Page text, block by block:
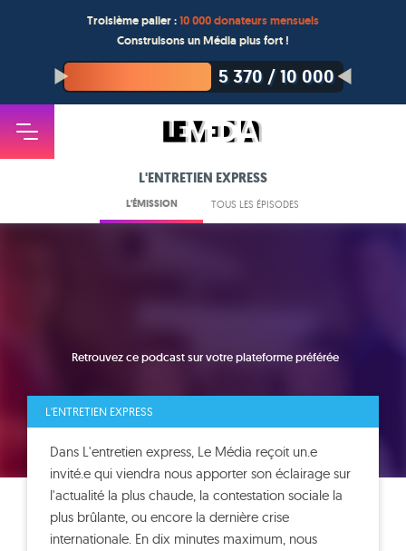
Troisième palier :10 000 donateurs mensuels
Construisons un Média plus fort !
5 370/10 000
L'ENTRETIEN EXPRESS
L'ÉMISSION TOUS LES ÉPISODES
Retrouvez ce podcast sur votre plateforme préférée
L'ENTRETIEN EXPRESS
Dans L'entretien express, Le Média reçoit un.e
invité.e qui viendra nous apporter son éclairage sur
l'actualité la plus chaude, la contestation sociale la
plus brûlante, ou encore la dernière crise
internationale. En dix minutes maximum, nous